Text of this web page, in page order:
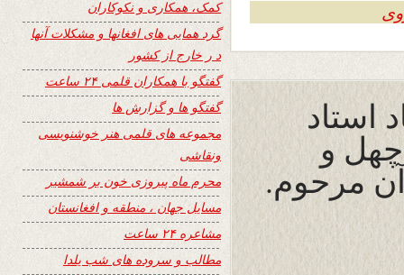
استاد
و
مرحوم.
کمک، همکاری و نکوکاران
گرد همایی های افغانها و مشکلات آنها
د ر خارج از کشور
گفتگو با همکاران قلمی ۲۴ ساعت
گفتگو ها و گزارش ها
مجموعه های قلمی هنر خوشنویسی
ونقاشی
محرم ماه پیروزی خون بر شمشیر
مسایل جهان ، منطقه و افغانستان
مشاعره ۲۴ ساعت
مطالب و سروده های شب یلدا